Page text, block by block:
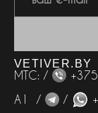
VETIVER.BY
МТС: /
А1 /
/